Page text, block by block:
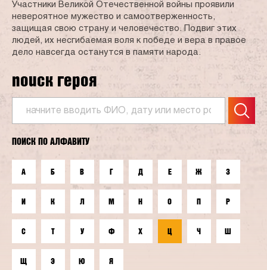
Участники Великой Отечественной войны проявили
невероятное мужество и самоотверженность,
защищая свою страну и человечество. Подвиг этих
людей, их несгибаемая воля к победе и вера в правое
дело навсегда останутся в памяти народа.
поиск героя
ПОИСК ПО АЛФАВИТУ
А Б В Г Д Е Ж З
И К Л М Н О П Р
С Т У Ф Х Ц Ч Ш
Щ Э Ю Я